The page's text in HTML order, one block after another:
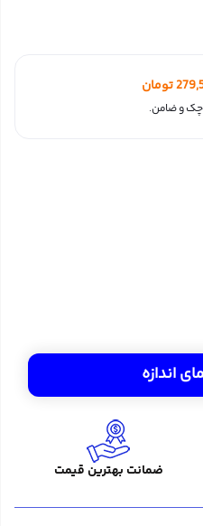
تومان
اندازه
ضمانت بهترین قیمت